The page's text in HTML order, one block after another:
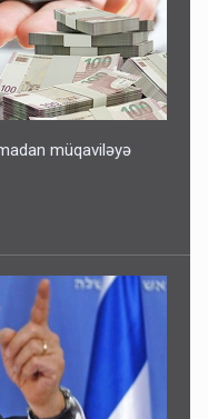
detalları açıqladı
etdi
müqaviləyə